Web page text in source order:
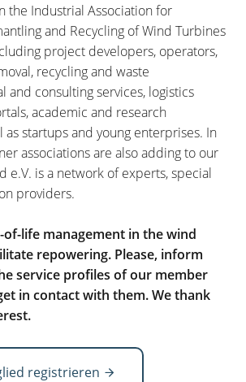
the Industrial Association for
and Recycling of Wind Turbines
project developers, operators,
recycling and waste
and consulting services, logistics
academic and research
as startups and young enterprises. In
associations are also adding to our
e.V. is a network of experts, special
providers.
life management in the wind
repowering. Please, inform
service profiles of our member
in contact with them. We thank
registrieren